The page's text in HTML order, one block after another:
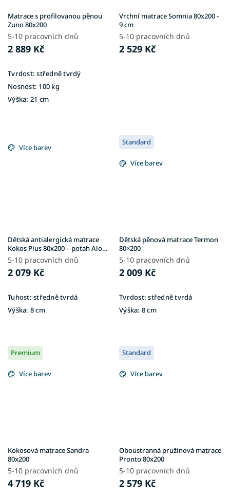
Matrace s profilovanou pěnou
Zuno 80x200
5-10 pracovních dnů
2 889 Kč
Tvrdost: středně tvrdý
Nosnost: 100 kg
Výška: 21 cm
Vrchní matrace Somnia 80x200 -
9 cm
5-10 pracovních dnů
2 529 Kč
Více barev
Dětská antialergická matrace
Kokos Plus 80x200 – potah Aloe
Vera
5-10 pracovních dnů
2 079 Kč
Tuhost: středně tvrdá
Výška: 8 cm
Standard
Více barev
Dětská pěnová matrace Termon
80×200
5-10 pracovních dnů
2 009 Kč
Tvrdost: středně tvrdá
Výška: 8 cm
Premium
Více barev
Kokosová matrace Sandra
80x200
5-10 pracovních dnů
4 719 Kč
Standard
Více barev
Oboustranná pružinová matrace
Pronto 80x200
5-10 pracovních dnů
2 579 Kč